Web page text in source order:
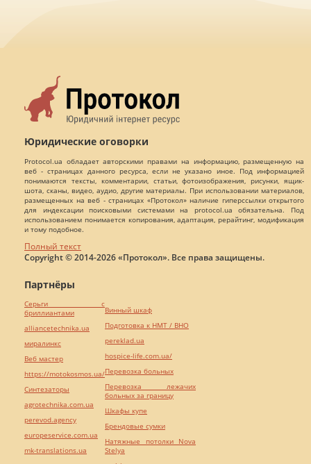
Юридические оговорки
Protocol.ua обладает авторскими правами на информацию, размещенную на
веб - страницах данного ресурса, если не указано иное. Под информацией
понимаются тексты, комментарии, статьи, фотоизображения, рисунки, ящик-
шота, сканы, видео, аудио, другие материалы. При использовании материалов,
размещенных на веб - страницах «Протокол» наличие гиперссылки открытого
для индексации поисковыми системами на protocol.ua обязательна. Под
использованием понимается копирования, адаптация, рерайтинг, модификация
и тому подобное.
Полный текст
Copyright © 2014-2026 «Протокол». Все права защищены.
Партнёры
Серьги с
бриллиантами
alliancetechnika.ua
миралинкс
Веб мастер
https://motokosmos.ua/
Синтезаторы
agrotechnika.com.ua
perevod.agency
europeservice.com.ua
mk-translations.ua
Винный шкаф
Подготовка к НМТ / ВНО
pereklad.ua
hospice-life.com.ua/
Перевозка больных
Перевозка лежачих
больных за границу
Шкафы купе
Брендовые сумки
Натяжные потолки Nova
Stelya